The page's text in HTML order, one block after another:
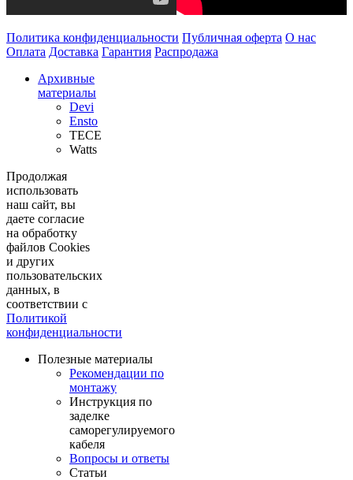
Политика конфиденциальности Публичная оферта О нас
Оплата Доставка Гарантия Распродажа
Архивные
материалы
Devi
Ensto
TECE
Watts
Продолжая
использовать
наш сайт, вы
даете согласие
на обработку
файлов Cookies
и других
пользовательских
данных, в
соответствии с
Политикой
конфиденциальности
Полезные материалы
Рекомендации по
монтажу
Инструкция по
заделке
саморегулируемого
кабеля
Вопросы и ответы
Статьи